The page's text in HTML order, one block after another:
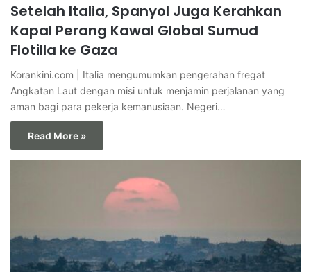
Setelah Italia, Spanyol Juga Kerahkan
Kapal Perang Kawal Global Sumud
Flotilla ke Gaza
Korankini.com | Italia mengumumkan pengerahan fregat
Angkatan Laut dengan misi untuk menjamin perjalanan yang
aman bagi para pekerja kemanusiaan. Negeri…
Read More »